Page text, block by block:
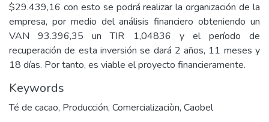
$29.439,16 con esto se podrá realizar la organización de la
empresa, por medio del análisis financiero obteniendo un
VAN 93.396,35 un TIR 1,04836 y el período de
recuperación de esta inversión se dará 2 años, 11 meses y
18 días. Por tanto, es viable el proyecto financieramente.
Keywords
Té de cacao, Producción, Comercializaciòn, Caobel